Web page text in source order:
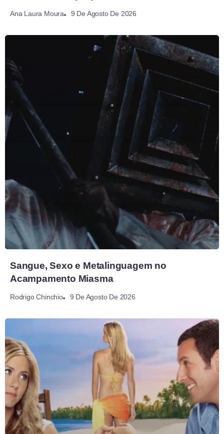
Ana Laura Moura 9 De Agosto De 2026
Sangue, Sexo e Metalinguagem no
Acampamento Miasma
Rodrigo Chinchio 9 De Agosto De 2026